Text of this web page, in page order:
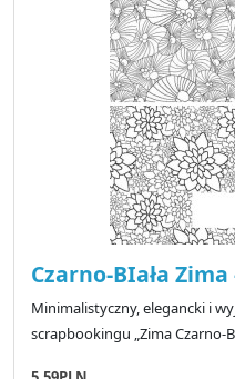
Czarno-BIała
Minimalistyczny, elegancki i
scrapbookingu „Zima Czarno-